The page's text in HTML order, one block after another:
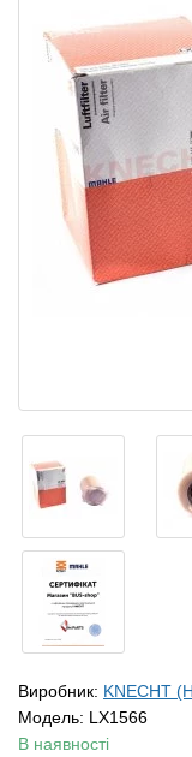
Виробник: KNECHT
Модель: LX1566
В наявності